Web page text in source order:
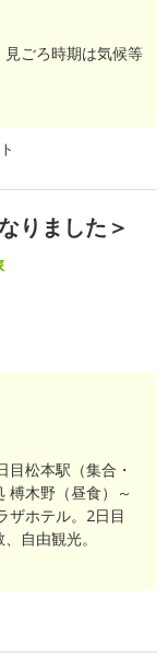
ごろ時期は気候等
りました＞
松本駅（集合・
榑木野（昼食）～
ザホテル。2日目
自由観光。